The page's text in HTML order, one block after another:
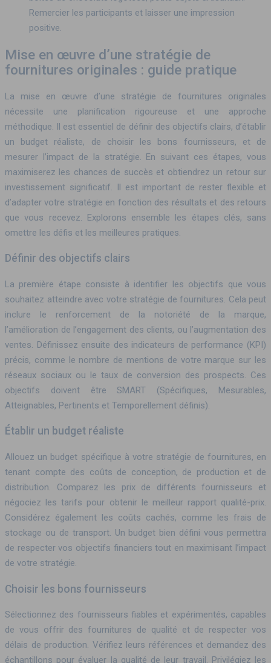
Remercier les participants et laisser une impression
positive.
Mise en œuvre d’une stratégie de
fournitures originales : guide pratique
La mise en œuvre d’une stratégie de fournitures originales
nécessite une planification rigoureuse et une approche
méthodique. Il est essentiel de définir des objectifs clairs, d’établir
un budget réaliste, de choisir les bons fournisseurs, et de
mesurer l’impact de la stratégie. En suivant ces étapes, vous
maximiserez les chances de succès et obtiendrez un retour sur
investissement significatif. Il est important de rester flexible et
d’adapter votre stratégie en fonction des résultats et des retours
que vous recevez. Explorons ensemble les étapes clés, sans
omettre les défis et les meilleures pratiques.
Définir des objectifs clairs
La première étape consiste à identifier les objectifs que vous
souhaitez atteindre avec votre stratégie de fournitures. Cela peut
inclure le renforcement de la notoriété de la marque,
l’amélioration de l’engagement des clients, ou l’augmentation des
ventes. Définissez ensuite des indicateurs de performance (KPI)
précis, comme le nombre de mentions de votre marque sur les
réseaux sociaux ou le taux de conversion des prospects. Ces
objectifs doivent être SMART (Spécifiques, Mesurables,
Atteignables, Pertinents et Temporellement définis).
Établir un budget réaliste
Allouez un budget spécifique à votre stratégie de fournitures, en
tenant compte des coûts de conception, de production et de
distribution. Comparez les prix de différents fournisseurs et
négociez les tarifs pour obtenir le meilleur rapport qualité-prix.
Considérez également les coûts cachés, comme les frais de
stockage ou de transport. Un budget bien défini vous permettra
de respecter vos objectifs financiers tout en maximisant l’impact
de votre stratégie.
Choisir les bons fournisseurs
Sélectionnez des fournisseurs fiables et expérimentés, capables
de vous offrir des fournitures de qualité et de respecter vos
délais de production. Vérifiez leurs références et demandez des
échantillons pour évaluer la qualité de leur travail. Privilégiez les